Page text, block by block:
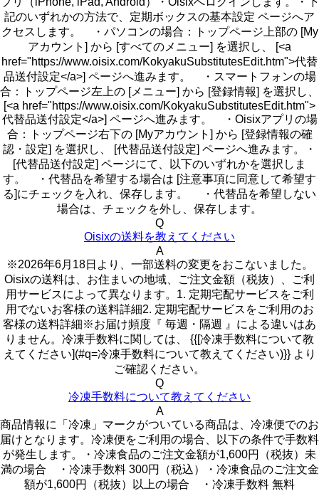
記のいずれかの方法で、定期ボックスの基本設定 ページへア
クセスします。 ・パソコンの場合：トップページ上部の [My
アカウント] から [すべてのメニュー] を選択し、 [<a
href="https://www.oisix.com/KokyakuSubstitutesEdit.htm">代替
品送付設定</a>] ページへ進みます。 ・スマートフォンの場
合：トップページ左上の [メニュー] から [登録情報] を選択し、
[<a href="https://www.oisix.com/KokyakuSubstitutesEdit.htm">
代替品送付設定</a>] ページへ進みます。 ・Oisixアプリの場
合：トップページ右下の [Myアカウント] から [登録情報の確
認・設定] を選択し、 [代替品送付設定] ページへ進みます。・
[代替品送付設定] ページにて、以下のいずれかを選択しま
す。 ・代替品を希望する場合は [注意事項に同意して希望す
る]にチェックを入れ、保存します。 ・代替品を希望しない
場合は、チェックを外し、保存します。
Q
Oisixの送料を教えてください
A
※2026年6月18日より、一部送料の変更をおこないました。
Oisixの送料は、お住まいの地域、ご注文金額（税抜）、ご利
用サービスによって異なります。1. 定期宅配サービスをご利
用でないお客様の送料詳細2. 定期宅配サービスをご利用のお
客様の送料詳細※お届け頻度『 毎週・隔週 』による違いはあ
りません。冷凍手数料に関しては、 {{[冷凍手数料について教
えてください](#q=冷凍手数料について教えてください)}} より
ご確認ください。
Q
冷凍手数料について教えてください
A
商品情報に「冷凍」マークがついている商品は、冷凍便でのお
届けとなります。冷凍便をご利用の場合、以下の条件で手数料
が発生します。・冷凍食品のご注文金額が1,600円（税抜）未
満の場合 ・冷凍手数料 300円（税込）・冷凍食品のご注文金
額が1,600円（税抜）以上の場合 ・冷凍手数料 無料